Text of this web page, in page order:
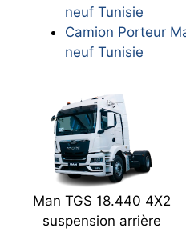
neuf Tunisie
Camion Porteur
neuf Tunisie
Man TGS 18.440 4X2
suspension arrière